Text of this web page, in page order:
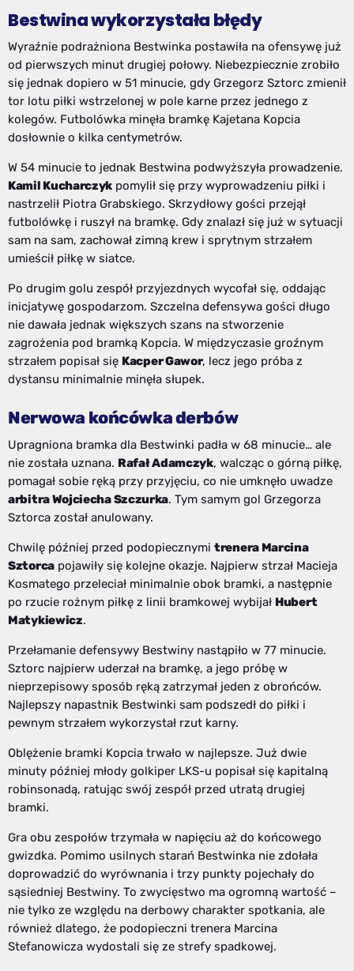
Bestwina wykorzystała błędy
Wyraźnie podrażniona Bestwinka postawiła na ofensywę już
od pierwszych minut drugiej połowy. Niebezpiecznie zrobiło
się jednak dopiero w 51 minucie, gdy Grzegorz Sztorc zmienił
tor lotu piłki wstrzelonej w pole karne przez jednego z
kolegów. Futbolówka minęła bramkę Kajetana Kopcia
dosłownie o kilka centymetrów.
W 54 minucie to jednak Bestwina podwyższyła prowadzenie.
Kamil Kucharczyk pomylił się przy wyprowadzeniu piłki i
nastrzelił Piotra Grabskiego. Skrzydłowy gości przejął
futbolówkę i ruszył na bramkę. Gdy znalazł się już w sytuacji
sam na sam, zachował zimną krew i sprytnym strzałem
umieścił piłkę w siatce.
Po drugim golu zespół przyjezdnych wycofał się, oddając
inicjatywę gospodarzom. Szczelna defensywa gości długo
nie dawała jednak większych szans na stworzenie
zagrożenia pod bramką Kopcia. W międzyczasie groźnym
strzałem popisał się Kacper Gawor, lecz jego próba z
dystansu minimalnie minęła słupek.
Nerwowa końcówka derbów
Upragniona bramka dla Bestwinki padła w 68 minucie… ale
nie została uznana. Rafał Adamczyk, walcząc o górną piłkę,
pomagał sobie ręką przy przyjęciu, co nie umknęło uwadze
arbitra Wojciecha Szczurka. Tym samym gol Grzegorza
Sztorca został anulowany.
Chwilę później przed podopiecznymi trenera Marcina
Sztorcapojawiły się kolejne okazje. Najpierw strzał Macieja
Kosmatego przeleciał minimalnie obok bramki, a następnie
po rzucie rożnym piłkę z linii bramkowej wybijał Hubert
Matykiewicz.
Przełamanie defensywy Bestwiny nastąpiło w 77 minucie.
Sztorc najpierw uderzał na bramkę, a jego próbę w
nieprzepisowy sposób ręką zatrzymał jeden z obrońców.
Najlepszy napastnik Bestwinki sam podszedł do piłki i
pewnym strzałem wykorzystał rzut karny.
Oblężenie bramki Kopcia trwało w najlepsze. Już dwie
minuty później młody golkiper LKS-u popisał się kapitalną
robinsonadą, ratując swój zespół przed utratą drugiej
bramki.
Gra obu zespołów trzymała w napięciu aż do końcowego
gwizdka. Pomimo usilnych starań Bestwinka nie zdołała
doprowadzić do wyrównania i trzy punkty pojechały do
sąsiedniej Bestwiny. To zwycięstwo ma ogromną wartość –
nie tylko ze względu na derbowy charakter spotkania, ale
również dlatego, że podopieczni trenera Marcina
Stefanowicza wydostali się ze strefy spadkowej.